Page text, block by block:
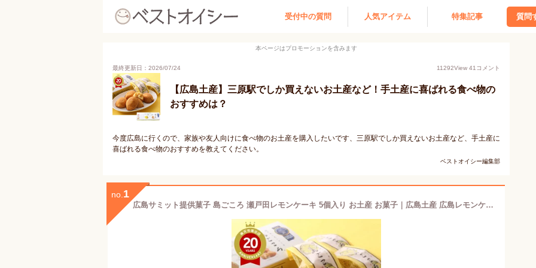
受付中の質問 人気アイテム 特集記事 質問
本ページはプロモーションを含みます
最終更新日：2026/07/24 11292View 41 コメント
【広島土産】三原駅でしか買えないお土産など！手土産に喜ばれる食べ物の
おすすめは？
今度広島に行くので、家族や友人向けに食べ物のお土産を購入したいです、三原駅でしか買えないお土産など、手土産に
喜ばれる食べ物のおすすめを教えてください。
ベストオイシー編集部
no. 1
広島サミット提供菓子 島ごころ 瀬戸田レモンケーキ 5個入り お土産 お菓子｜広島土産 広島レモンケーキ おみやげ みやげ お菓子 プレゼント ギフト 手土産 銘菓 お返し 挨拶 お礼 スイーツ お返し 広島 尾道 瀬戸田 瀬戸内 しまなみ海道 帰省土産 お取り寄せ 贈り物